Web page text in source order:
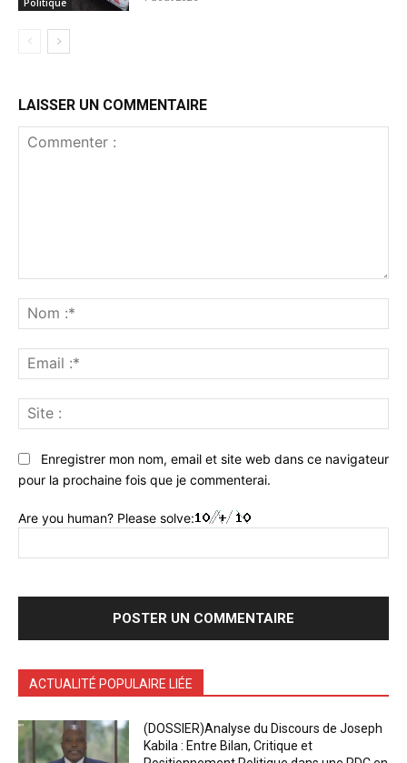
LAISSER UN COMMENTAIRE
:*
:*
:
Enregistrer mon nom, email et site web dans ce navigateur
pour la prochaine fois que je commenterai.
Are you human? Please solve:
ACTUALITÉ POPULAIRE LIÉE
(DOSSIER)Analyse du Discours de Joseph
Kabila : Entre Bilan, Critique et